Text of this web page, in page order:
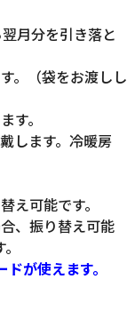
月分を引き落と
。（袋をお渡しし
す。
します。冷暖房
可能です。
、振り替え可能
が使えます。